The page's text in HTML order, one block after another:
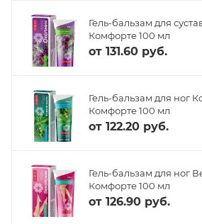
Гель-бальзам для
Комфорте 100 мл
от 131.60 руб.
Гель-бальзам для ног
Комфорте 100 мл
от 122.20 руб.
Гель-бальзам для ног
Комфорте 100 мл
от 126.90 руб.